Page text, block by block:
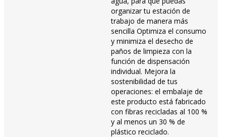
organizar tu estación de
trabajo de manera más
sencilla Optimiza el consumo
y minimiza el desecho de
paños de limpieza con la
función de dispensación
individual. Mejora la
sostenibilidad de tus
operaciones: el embalaje de
este producto está fabricado
con fibras recicladas al 100 %
y al menos un 30 % de
plástico reciclado.